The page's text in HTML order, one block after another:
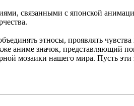
связанными с японской
этносы, проявлять
аниме значок, представляющий
мозаики нашего мира. Пусть